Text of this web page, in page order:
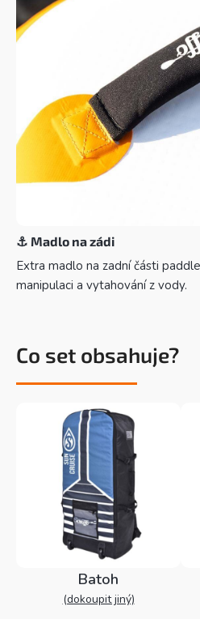
⚓ Madlo na zádi
Extra madlo na zadní části
manipulaci a vytahování z vody.
Co set obsahuje?
Batoh
(dokoupit jiný)